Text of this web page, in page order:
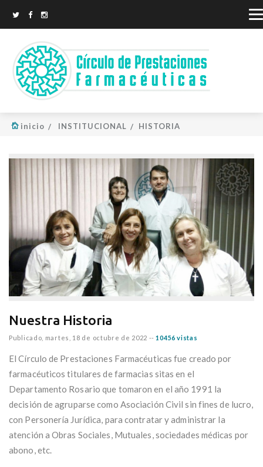
inicio INSTITUCIONAL HISTORIA
Nuestra Historia
Publicado, martes, 18 de octubre de 2022 -- 10456 vistas
El Círculo de Prestaciones Farmacéuticas fue creado por
farmacéuticos titulares de farmacias sitas en el
Departamento Rosario que tomaron en el año 1991 la
decisión de agruparse como Asociación Civil sin fines de lucro,
con Personería Jurídica, para contratar y administrar la
atención a Obras Sociales, Mutuales, sociedades médicas por
abono, etc.